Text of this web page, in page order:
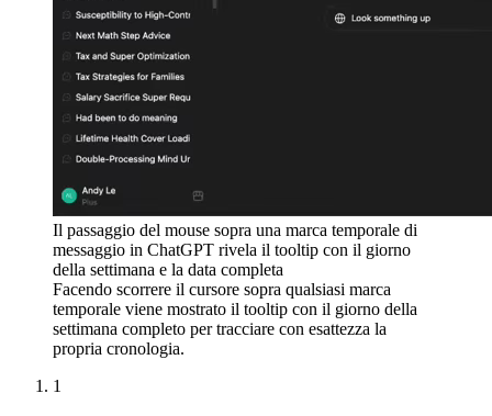
Il passaggio del mouse sopra una marca temporale di
messaggio in ChatGPT rivela il tooltip con il giorno
della settimana e la data completa
Facendo scorrere il cursore sopra qualsiasi marca
temporale viene mostrato il tooltip con il giorno della
settimana completo per tracciare con esattezza la
propria cronologia.
1